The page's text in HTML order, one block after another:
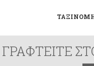
ΓΡΑΦΤΕΙΤΕ